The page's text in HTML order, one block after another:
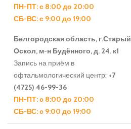
ПН-ПТ: с 8:00 до 20:00
СБ-ВС: с 9:00 до 19:00
Белгородская область, г.Старый
Оскол, м-н Будённого, д. 24. к1
Запись на приём в
офтальмологический центр: +7
(4725) 46-99-36
ПН-ПТ: с 8:00 до 20:00
СБ-ВС: с 9:00 до 19:00